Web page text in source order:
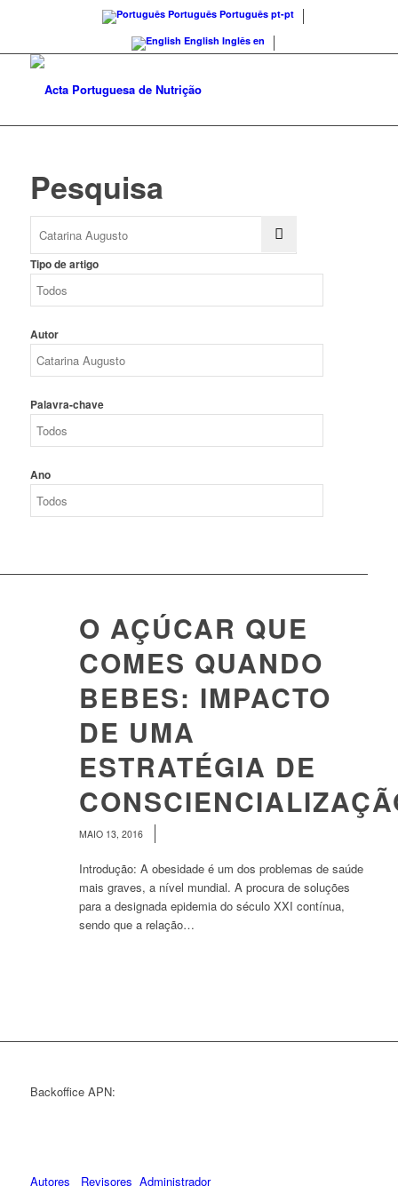
Português Português pt-pt
English Inglês en
Pesquisa
Tipo de artigo
Autor
Palavra-chave
Ano
O AÇÚCAR QUE
COMES QUANDO
BEBES: IMPACTO
DE UMA
ESTRATÉGIA DE
MAIO 13, 2016
Introdução: A obesidade é um dos problemas de saúde
mais graves, a nível mundial. A procura de soluções
para a designada epidemia do século XXI contínua,
sendo que a relação…
Backoffice APN:
Autores Revisores Administrador